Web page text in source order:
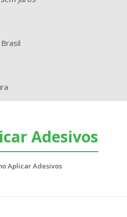
Adesivos
Aplicar Adesivos